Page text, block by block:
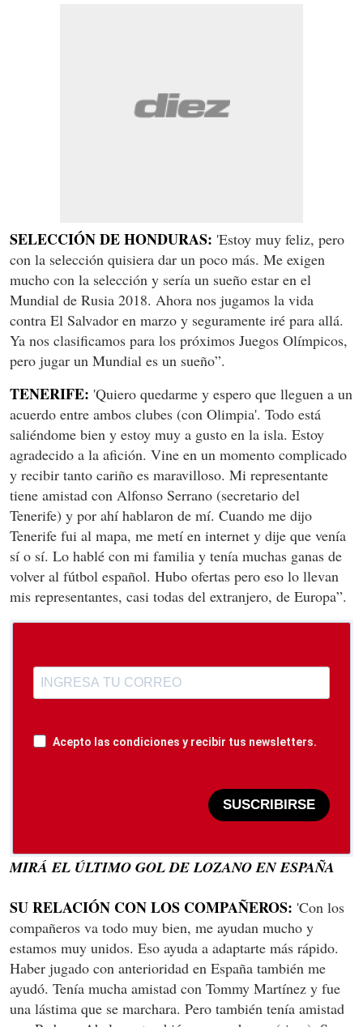
SELECCIÓN DE HONDURAS: 'Estoy muy feliz, pero
con la selección quisiera dar un poco más. Me exigen
mucho con la selección y sería un sueño estar en el
Mundial de Rusia 2018. Ahora nos jugamos la vida
contra El Salvador en marzo y seguramente iré para allá.
Ya nos clasificamos para los próximos Juegos Olímpicos,
pero jugar un Mundial es un sueño”.
TENERIFE: 'Quiero quedarme y espero que lleguen a un
acuerdo entre ambos clubes (con Olimpia'. Todo está
saliéndome bien y estoy muy a gusto en la isla. Estoy
agradecido a la afición. Vine en un momento complicado
y recibir tanto cariño es maravilloso. Mi representante
tiene amistad con Alfonso Serrano (secretario del
Tenerife) y por ahí hablaron de mí. Cuando me dijo
Tenerife fui al mapa, me metí en internet y dije que venía
sí o sí. Lo hablé con mi familia y tenía muchas ganas de
volver al fútbol español. Hubo ofertas pero eso lo llevan
mis representantes, casi todas del extranjero, de Europa”.
Acepto las condiciones y recibir tus newsletters.
SUSCRIBIRSE
MIRÁ EL ÚLTIMO GOL DE LOZANO EN ESPAÑA
SU RELACIÓN CON LOS COMPAÑEROS: 'Con los
compañeros va todo muy bien, me ayudan mucho y
estamos muy unidos. Eso ayuda a adaptarte más rápido.
Haber jugado con anterioridad en España también me
ayudó. Tenía mucha amistad con Tommy Martínez y fue
una lástima que se marchara. Pero también tenía amistad